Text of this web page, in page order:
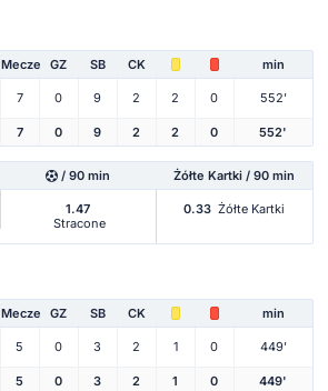
Mecze GZ SB CK min
7 0 9 2 2 0 552'
7 0 9 2 2 0 552'
/ 90 min Żółte Kartki / 90 min
1.47
Stracone
0.33 Żółte Kartki
Mecze GZ SB CK min
5 0 3 2 1 0 449'
5 0 3 2 1 0 449'